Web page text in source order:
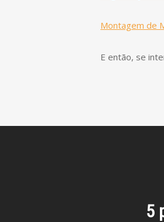
Montagem de
E então, se
5